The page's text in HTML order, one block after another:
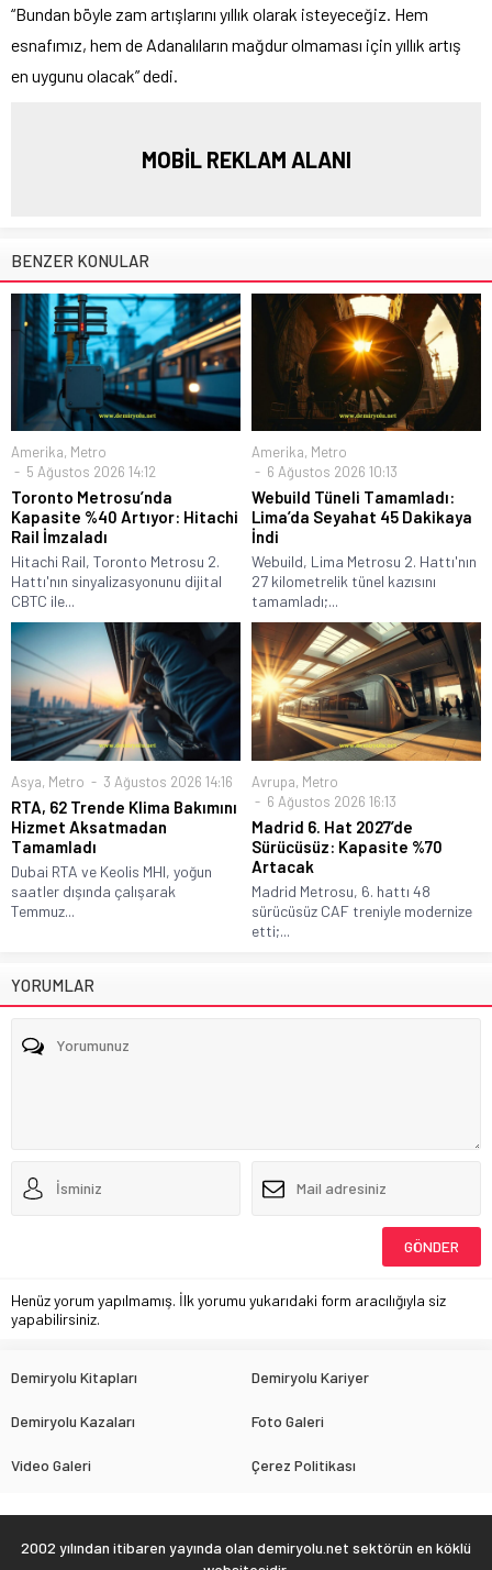
“Bundan böyle zam artışlarını yıllık olarak isteyeceğiz. Hem
esnafımız, hem de Adanalıların mağdur olmaması için yıllık artış
en uygunu olacak” dedi.
MOBİL REKLAM ALANI
BENZER KONULAR
Amerika, Metro
5 Ağustos 2026 14:12
Toronto Metrosu’nda
Kapasite %40 Artıyor: Hitachi
Rail İmzaladı
Hitachi Rail, Toronto Metrosu 2.
Hattı'nın sinyalizasyonunu dijital
CBTC ile...
Amerika, Metro
6 Ağustos 2026 10:13
Webuild Tüneli Tamamladı:
Lima’da Seyahat 45 Dakikaya
İndi
Webuild, Lima Metrosu 2. Hattı'nın
27 kilometrelik tünel kazısını
tamamladı;...
Asya, Metro 3 Ağustos 2026 14:16
RTA, 62 Trende Klima Bakımını
Hizmet Aksatmadan
Tamamladı
Dubai RTA ve Keolis MHI, yoğun
saatler dışında çalışarak
Temmuz...
Avrupa, Metro
6 Ağustos 2026 16:13
Madrid 6. Hat 2027’de
Sürücüsüz: Kapasite %70
Artacak
Madrid Metrosu, 6. hattı 48
sürücüsüz CAF treniyle modernize
etti;...
YORUMLAR
Henüz yorum yapılmamış. İlk yorumu yukarıdaki form aracılığıyla siz
yapabilirsiniz.
Demiryolu Kitapları Demiryolu Kariyer
Demiryolu Kazaları Foto Galeri
Video Galeri Çerez Politikası
2002 yılından itibaren yayında olan demiryolu.net sektörün en köklü